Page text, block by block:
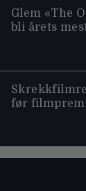
Glem «The
bli årets
før